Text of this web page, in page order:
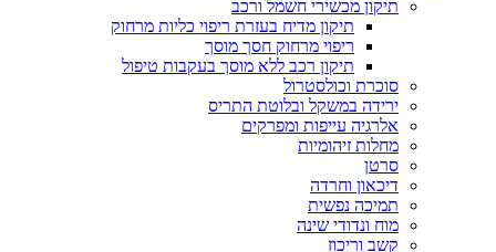
תיקון מכשירי חשמל ורכב
תיקון מדיח בעזרת ריפוי כליות מרחוק
ריפוי מרחוק חסך מוסך
תיקון רכב ללא מוסך בעקבות טיפול
סוכרת וכולסטרול
ירידה במשקל ובלוטת התריס
אלרגיה עייפות ומפרקים
מחלות זיהומיות
סרטן
דיכאון וחרדה
תמיכה נפשית
מוח ונדודי שינה
קשב וריכוז